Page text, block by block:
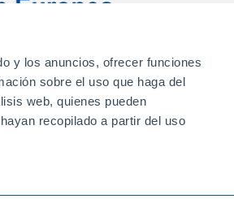
y los anuncios, ofrecer funciones
sobre el uso que haga del
web, quienes pueden
recopilado a partir del uso
Envia tu CV
Proveedores